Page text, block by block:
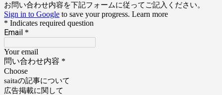
お問い合わせ内容を下記フォームに従ってご記入ください。
Sign in to Google to save your progress. Learn more
* Indicates required question
Email *
Your email
問い合わせ内容 *
Choose
saitaの記事について
広告掲載に関して